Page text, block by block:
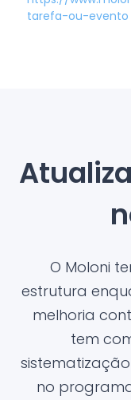
tarefa-ou-evento
O Moloni
estrutura
melhoria
tem
no